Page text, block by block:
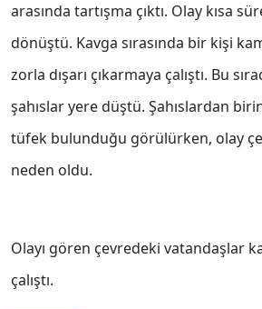
arasında tartışma çıktı. Olay kısa
dönüştü. Kavga sırasında bir kişi
zorla dışarı çıkarmaya çalıştı. Bu
şahıslar yere düştü. Şahıslardan
tüfek bulunduğu görülürken, olay
neden oldu.
Olayı gören çevredeki vatandaşlar
çalıştı.